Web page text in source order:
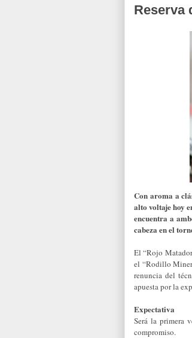
Reserva
Con aroma a
alto voltaje hoy
encuentra a
cabeza en el
El “Rojo
el “Rodillo
renuncia del
apuesta por la
Expectativa
Será la primera
compromiso.